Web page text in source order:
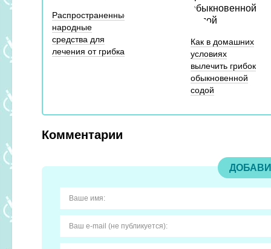
Распространенные
народные
средства для
лечения от грибка
Как в домашних
условиях
вылечить грибок
обыкновенной
содой
Комментарии